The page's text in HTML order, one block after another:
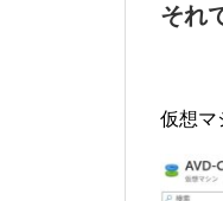
それ
仮想マ